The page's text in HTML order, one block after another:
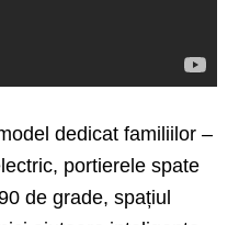
dedicat familiilor –
portierele spate
de grade, spațiul